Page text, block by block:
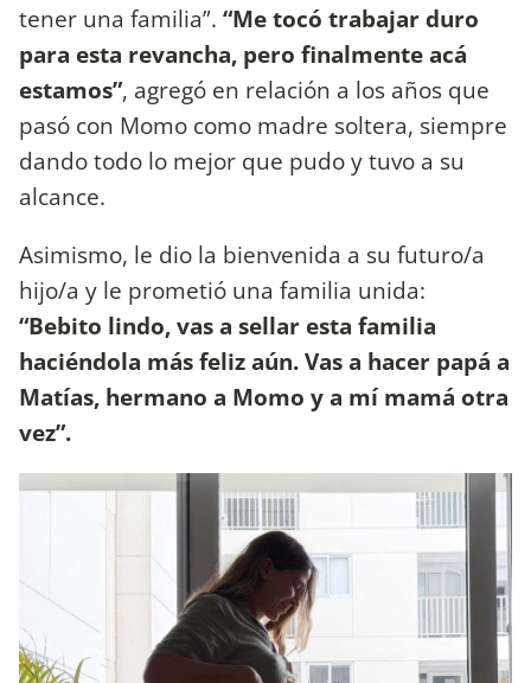
tener una familia”. “Me tocó trabajar duro
para esta revancha, pero finalmente acá
estamos”, agregó en relación a los años que
pasó con Momo como madre soltera, siempre
dando todo lo mejor que pudo y tuvo a su
alcance.
Asimismo, le dio la bienvenida a su futuro/a
hijo/a y le prometió una familia unida:
“Bebito lindo, vas a sellar esta familia
haciéndola más feliz aún. Vas a hacer papá a
Matías, hermano a Momo y a mí mamá otra
vez”.